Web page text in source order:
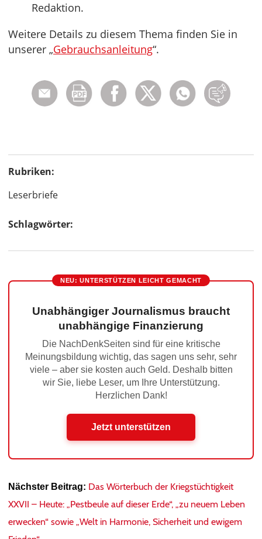
Redaktion.
Weitere Details zu diesem Thema finden Sie in
unserer „Gebrauchsanleitung“.
Rubriken:
Leserbriefe
Schlagwörter:
NEU: UNTERSTÜTZEN LEICHT GEMACHT
Unabhängiger Journalismus braucht
unabhängige Finanzierung
Die NachDenkSeiten sind für eine kritische
Meinungsbildung wichtig, das sagen uns sehr, sehr
viele – aber sie kosten auch Geld. Deshalb bitten
wir Sie, liebe Leser, um Ihre Unterstützung.
Herzlichen Dank!
Jetzt unterstützen
Nächster Beitrag: Das Wörterbuch der Kriegstüchtigkeit
XXVII – Heute: „Pestbeule auf dieser Erde“, „zu neuem Leben
erwecken“ sowie „Welt in Harmonie, Sicherheit und ewigem